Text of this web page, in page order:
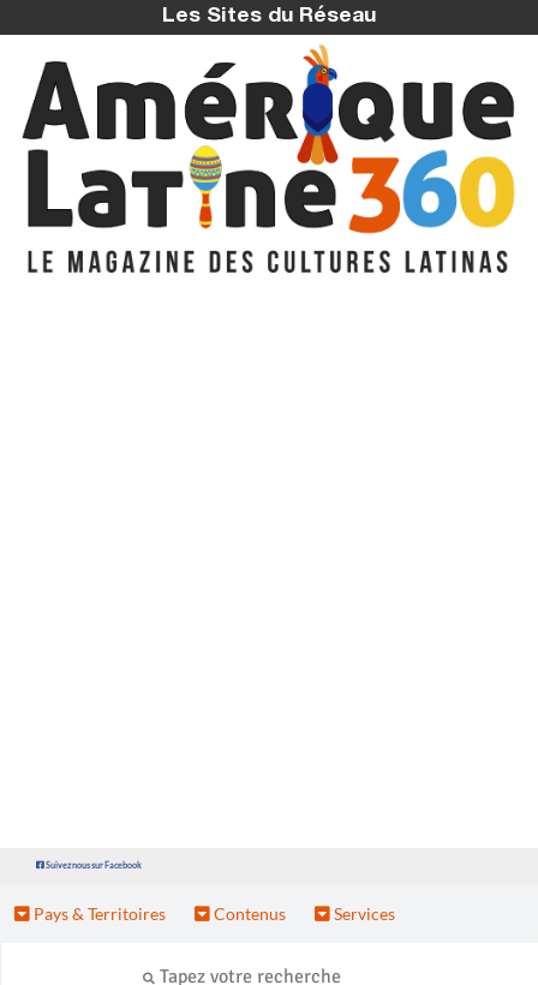
Les Sites du Réseau
Suivez nous sur Facebook
Pays & Territoires Contenus Services